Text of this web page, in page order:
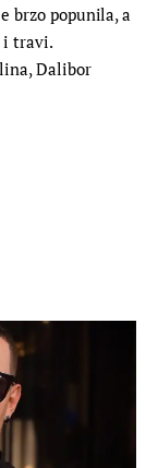
brzo popunila, a
i travi.
Dalibor